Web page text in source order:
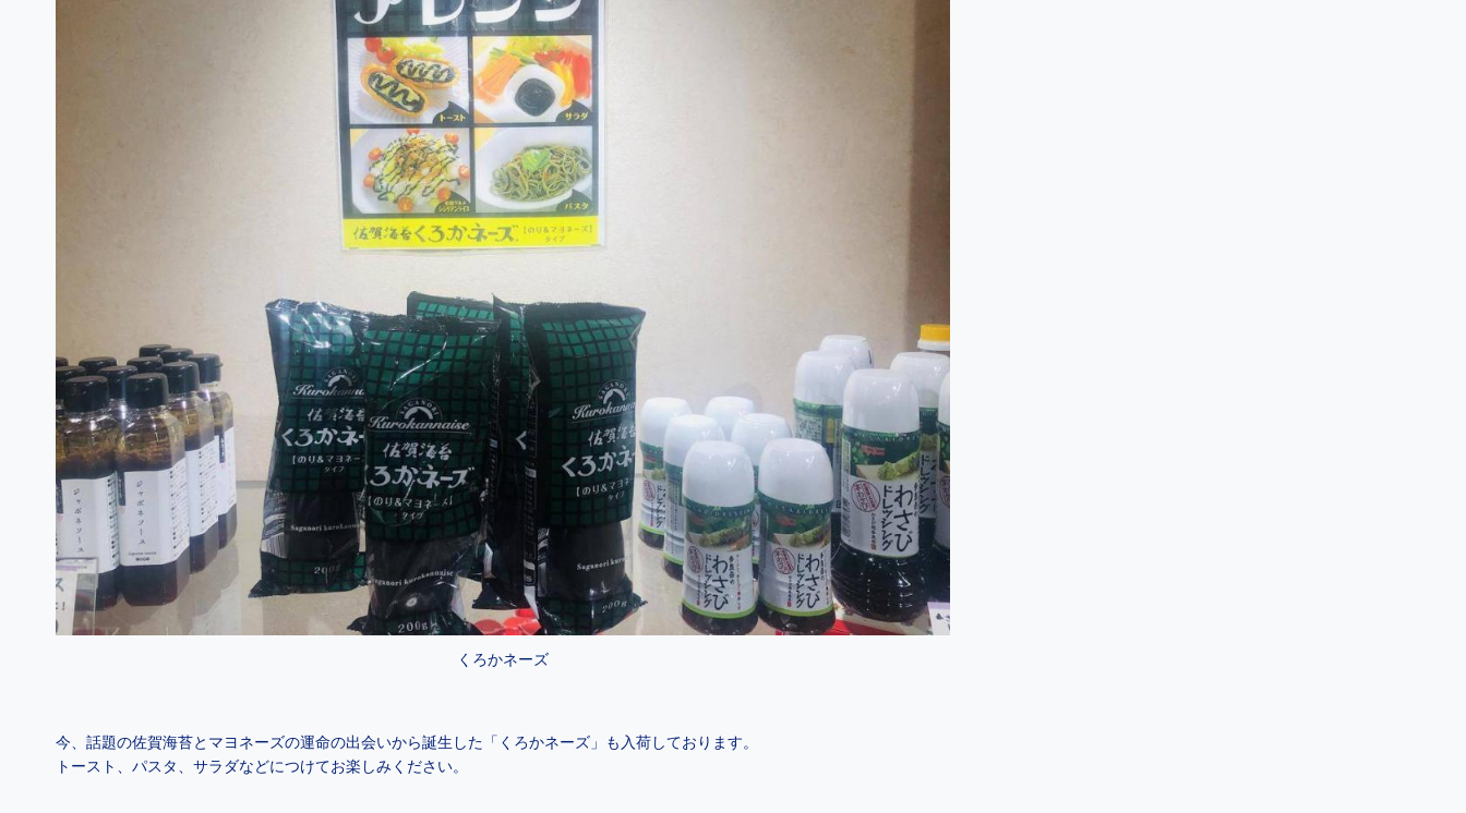
くろかネーズ
今、話題の佐賀海苔とマヨネーズの運命の出会いから誕生した「くろかネーズ」も入荷しております。
トースト、パスタ、サラダなどにつけてお楽しみください。